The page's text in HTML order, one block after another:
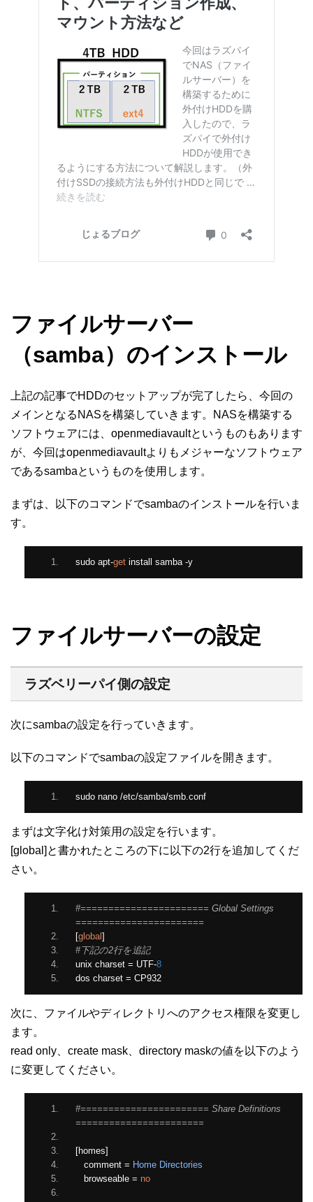
ファイルサーバー
（samba）のインストール
上記の記事でHDDのセットアップが完了したら、今回の
メインとなるNASを構築していきます。NASを構築する
ソフトウェアには、openmediavaultというものもあります
が、今回はopenmediavaultよりもメジャーなソフトウェア
であるsambaというものを使用します。
まずは、以下のコマンドでsambaのインストールを行いま
す。
sudo apt-get install samba -y
ファイルサーバーの設定
ラズベリーパイ側の設定
次にsambaの設定を行っていきます。
以下のコマンドでsambaの設定ファイルを開きます。
sudo nano /etc/samba/smb.conf
まずは文字化け対策用の設定を行います。
[global]と書かれたところの下に以下の2行を追加してくだ
さい。
#======================= Global Settings
=======================
[global]
#下記の2行を追記
unix charset = UTF-8
dos charset = CP932
次に、ファイルやディレクトリへのアクセス権限を変更し
ます。
read only、create mask、directory maskの値を以下のよう
に変更してください。
#======================= Share Definitions
=======================
[homes]
   comment
= Home Directories
   browseable
= no